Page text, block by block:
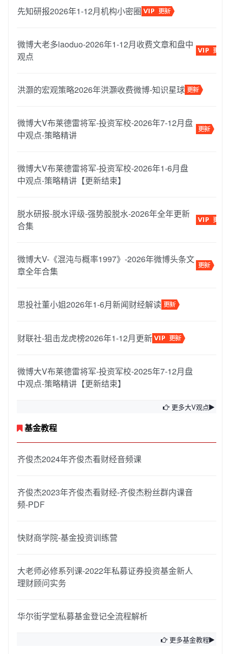
先知研报2026年1-12月机构小密圈
微博大老多laoduo-2026年1-12月收费文章和盘中
观点
洪灏的宏观策略2026年洪灝收费微博-知识星球
微博大V布莱德雷将军-投资军校-2026年7-12月盘
中观点-策略精讲
微博大V布莱德雷将军-投资军校-2026年1-6月盘
中观点-策略精讲【更新结束】
脱水研报-脱水评级-强势股脱水-2026年全年更新
合集
微博大V-《混沌与概率1997》-2026年微博头条文
章全年合集
思投社董小姐2026年1-6月新闻财经解读
财联社-狙击龙虎榜2026年1-12月更新
微博大V布莱德雷将军-投资军校-2025年7-12月盘
中观点-策略精讲【更新结束】
更多大V观点
基金教程
齐俊杰2024年齐俊杰看财经音频课
齐俊杰2023年齐俊杰看财经-齐俊杰粉丝群内课音
频-PDF
快财商学院-基金投资训练营
大老师必修系列课-2022年私募证券投资基金新人
理财顾问实务
华尔街学堂私募基金登记全流程解析
更多基金教程